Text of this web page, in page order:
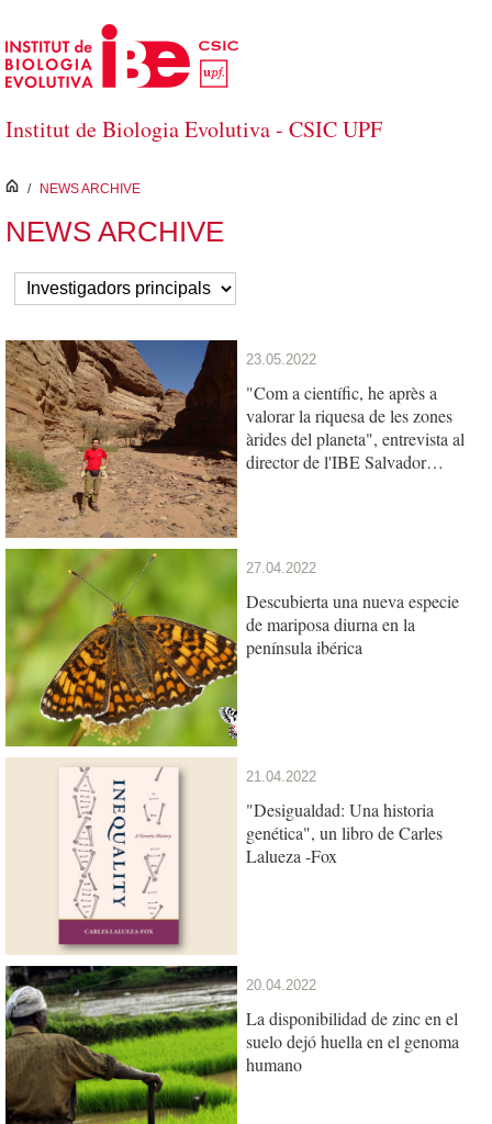
Skip to Main Content
Institut de Biologia Evolutiva - CSIC UPF
inici
/ NEWS ARCHIVE
NEWS ARCHIVE
23.05.2022
"Com a científic, he après a
valorar la riquesa de les zones
àrides del planeta", entrevista al
director de l'IBE Salvador
27.04.2022
Descubierta una nueva especie
de mariposa diurna en la
península ibérica
21.04.2022
"Desigualdad: Una historia
genética", un libro de Carles
Lalueza -Fox
20.04.2022
La disponibilidad de zinc en el
suelo dejó huella en el genoma
humano